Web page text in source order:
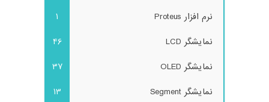
نرم افزار Proteus
1
نمایشگر LCD
46
نمایشگر OLED
37
نمایشگر Segment
13